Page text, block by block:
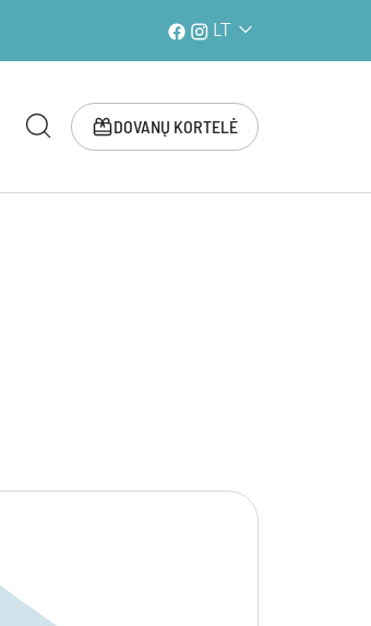
LT
DOVANŲ KORTELĖ